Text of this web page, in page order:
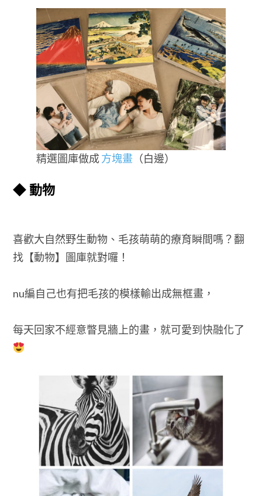
精選圖庫做成方塊畫 （白邊）
◆ 動物
喜歡大自然野生動物、毛孩萌萌的療育瞬間嗎？翻
找【動物】圖庫就對囉！
nu編自己也有把毛孩的模樣輸出成無框畫，
每天回家不經意瞥見牆上的畫，就可愛到快融化了